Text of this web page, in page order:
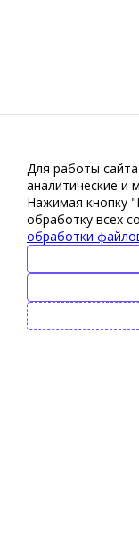
Для работы
аналитические и
Нажимая кнопку
обработку всех
обработки